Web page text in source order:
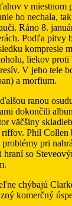
v miestnom
ho nechala,
Ráno 8.
Podľa pitvy
kompresie
liekov
V jeho tele
a morfium.
ranou
dokončili
väčšiny
Phil Collen
pri
hraní so
chýbajú
komerčný